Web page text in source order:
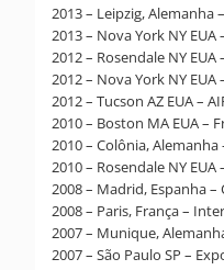
2013 – Leipzig, Alemanha
2013 – Nova York NY
2012 – Rosendale NY
2012 – Nova York NY
2012 – Tucson AZ EUA –
2010 – Boston MA EUA –
2010 – Colônia,
2010 – Rosendale NY
2008 – Madrid, Espanha
2008 – Paris, França –
2007 – Munique,
2007 – São Paulo SP –